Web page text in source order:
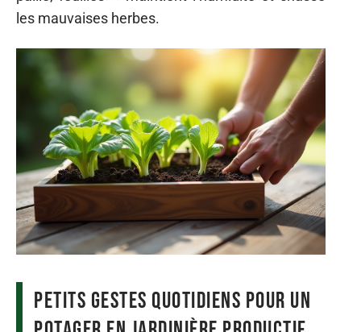
les mauvaises herbes.
Petits gestes quotidiens pour un